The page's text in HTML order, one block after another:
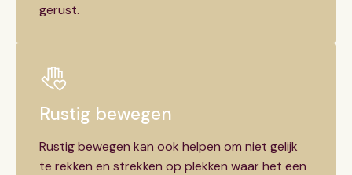
gerust.
Rustig bewegen
Rustig bewegen kan ook helpen om niet gelijk
te rekken en strekken op plekken waar het een